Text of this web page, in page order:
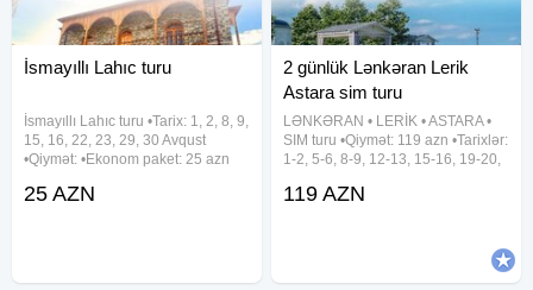
İsmayıllı Lahıc turu
İsmayıllı Lahıc turu •Tarix: 1, 2, 8, 9,
15, 16, 22, 23, 29, 30 Avqust
•Qiymət: •Ekonom paket: 25 azn
daxildir: •Nəqliyyat xidməti
25 AZN
2 günlük Lənkəran Lerik
Astara sim turu
LƏNKƏRAN • LERİK • ASTARA •
SIM turu •Qiymət: 119 azn •Tarixlər:
1-2, 5-6, 8-9, 12-13, 15-16, 19-20,
daxildir: • Vıp nəqliyyat xidməti • 2
119 AZN